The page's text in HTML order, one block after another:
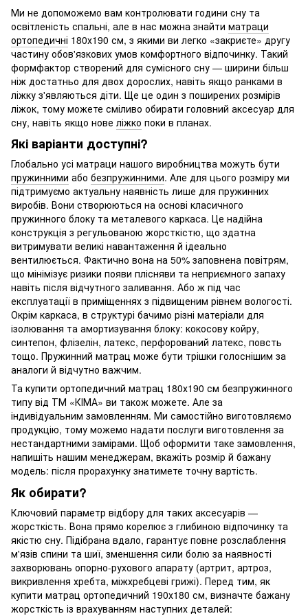
Ми не допоможемо вам контролювати години сну та
освітленість спальні, але в нас можна знайти матраци
ортопедичні 180х190 см, з якими ви легко «закриєте» другу
частину обов'язкових умов комфортного відпочинку. Такий
формфактор створений для сумісного сну — ширини більш
ніж достатньо для двох дорослих, навіть якщо ранками в
ліжку з'являються діти. Ще це один з поширених розмірів
ліжок, тому можете сміливо обирати головний аксесуар для
сну, навіть якщо нове ліжко поки в планах.
Які варіанти доступні?
Глобально усі матраци нашого виробництва можуть бути
пружинними або безпружинними. Але для цього розміру ми
підтримуємо актуальну наявність лише для пружинних
виробів. Вони створюються на основі класичного
пружинного блоку та металевого каркаса. Це надійна
конструкція з регульованою жорсткістю, що здатна
витримувати великі навантаження й ідеально
вентилюється. Фактично вона на 50% заповнена повітрям,
що мінімізує ризики появи плісняви та неприємного запаху
навіть після відчутного заливання. Або ж під час
експлуатації в приміщеннях з підвищеним рівнем вологості.
Окрім каркаса, в структурі бачимо різні матеріали для
ізолювання та амортизування блоку: кокосову койру,
синтепон, флізелін, латекс, перфорований латекс, повсть
тощо. Пружинний матрац може бути трішки голоснішим за
аналоги й відчутно важчим.
Та купити ортопедичний матрац 180х190 см безпружинного
типу від ТМ «КІМА» ви також можете. Але за
індивідуальним замовленням. Ми самостійно виготовляємо
продукцію, тому можемо надати послуги виготовлення за
нестандартними замірами. Щоб оформити таке замовлення,
напишіть нашим менеджерам, вкажіть розмір й бажану
модель: після прорахунку знатимете точну вартість.
Як обирати?
Ключовий параметр відбору для таких аксесуарів —
жорсткість. Вона прямо корелює з глибиною відпочинку та
якістю сну. Підібрана вдало, гарантує повне розслаблення
м'язів спини та шиї, зменшення сили болю за наявності
захворювань опорно-рухового апарату (артрит, артроз,
викривлення хребта, міжхребцеві грижі). Перед тим, як
купити матрац ортопедичний 190х180 см, визначте бажану
жорсткість із врахуванням наступних деталей: